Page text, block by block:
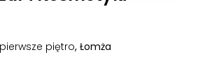
pierwsze piętro, Łomża